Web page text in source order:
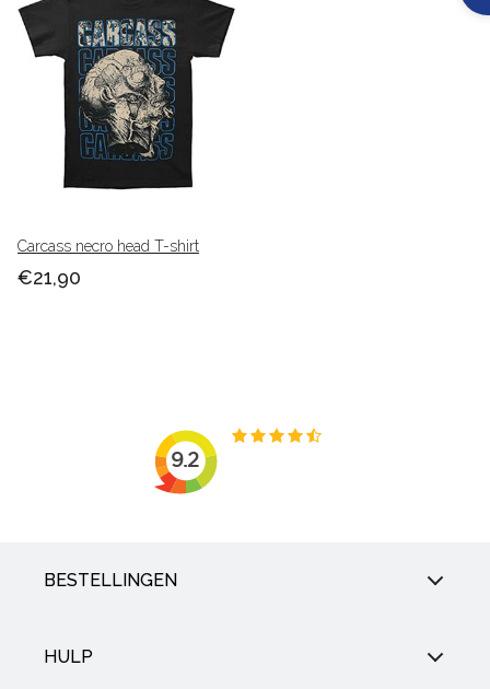
Carcass necro head T-shirt
€21,90
BESTELLINGEN
HULP